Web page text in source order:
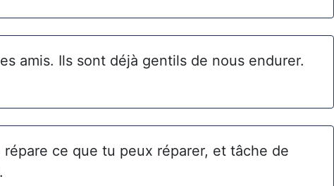
amis. Ils sont déjà gentils de nous endurer.
ce que tu peux réparer, et tâche de